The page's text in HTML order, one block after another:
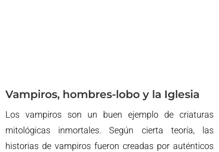
Vampiros, hombres-lobo y la Iglesia
Los vampiros son un buen ejemplo de criaturas
mitológicas inmortales. Según cierta teoría, las
historias de vampiros fueron creadas por auténticos